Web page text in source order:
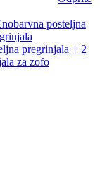
posteljna
pregrinjala + 2
za zofo